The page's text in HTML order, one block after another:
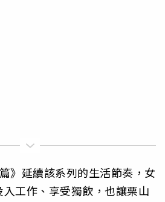
》延續該系列的生活節奏，女
工作、享受獨飲，也讓栗山